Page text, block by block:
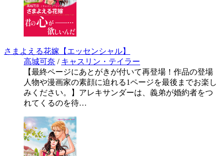
さまよえる花嫁【エッセンシャル】
高城可奈 / キャスリン・テイラー
【最終ページにあとがきが付いて再登場！作品の登場
人物や漫画家の素顔に迫れる1ページを最後までお楽し
みください。】アレキサンダーは、義弟が婚約者をつ
れてくるのを待…